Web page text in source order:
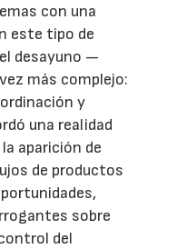
con una
este tipo de
desayuno —
más complejo:
y
una realidad
aparición de
de productos
sobre
del